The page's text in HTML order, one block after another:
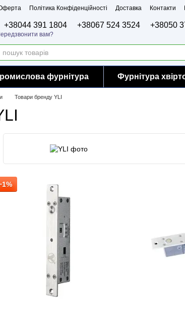
Політика Конфіденційності Доставка Контакти
+38044 391 1804 +38067 524 3524 +38050
вам?
фурнітура Фурнітура
Товари бренду YLI